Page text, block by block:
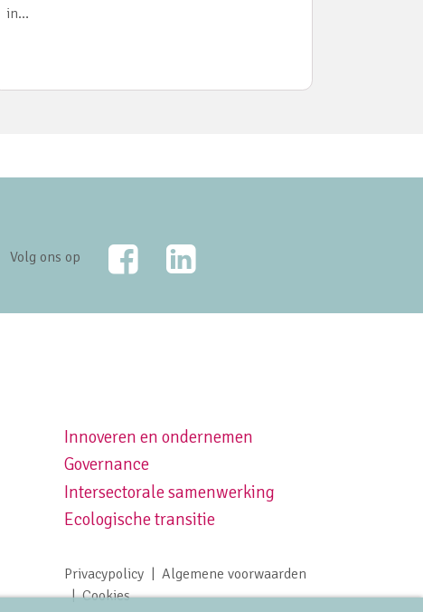
in…
Volg ons op
FacebookLinkedIn
Footer navigation right
Innoveren en ondernemen
Governance
Intersectorale samenwerking
Ecologische transitie
Footer meta navigation
Privacypolicy
Algemene voorwaarden
Cookies